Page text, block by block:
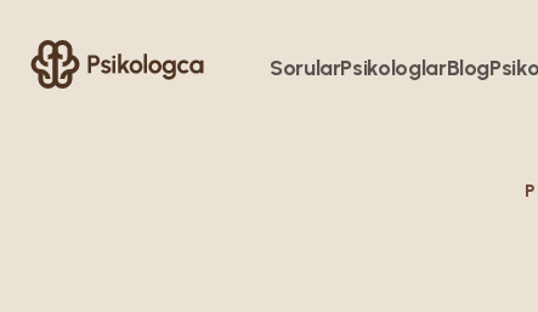
SorularPsikologlarBlog